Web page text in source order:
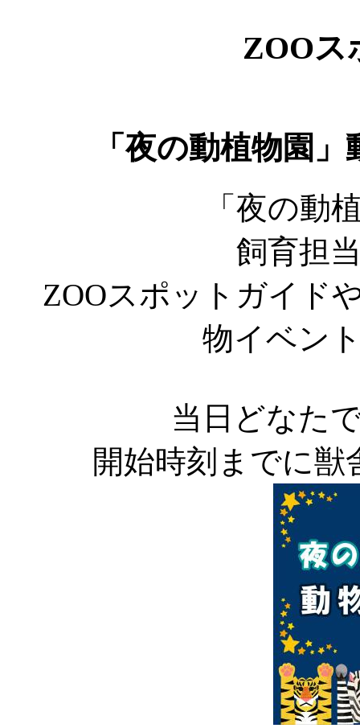
ZOOス
「夜の動植物園
「夜の動
飼育担
ZOOスポットガイド
物イベン
当日どなた
開始時刻までに